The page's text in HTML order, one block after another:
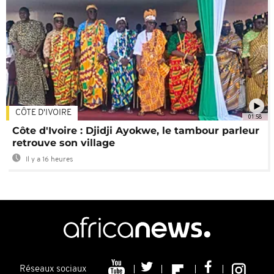
01:58
CÔTE D'IVOIRE
Côte d'Ivoire : Djidji Ayokwe, le tambour parleur
retrouve son village
Il y a 16 heures
Réseaux sociaux